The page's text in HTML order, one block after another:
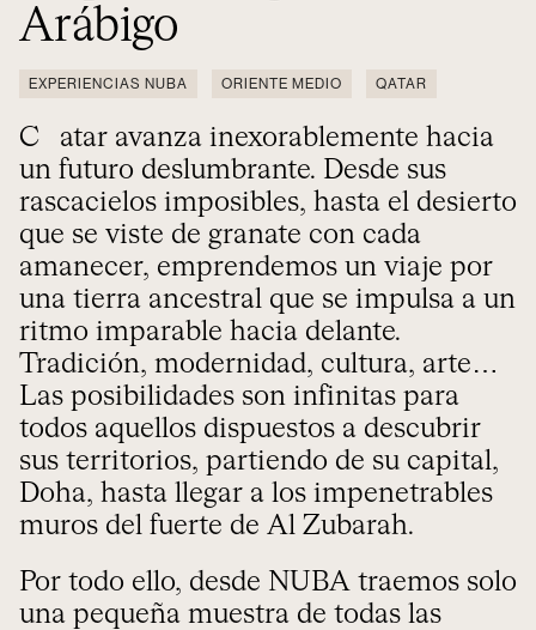
Arábigo
EXPERIENCIAS NUBA ORIENTE MEDIO QATAR
Catar avanza inexorablemente hacia
un futuro deslumbrante. Desde sus
rascacielos imposibles, hasta el desierto
que se viste de granate con cada
amanecer, emprendemos un viaje por
una tierra ancestral que se impulsa a un
ritmo imparable hacia delante.
Tradición, modernidad, cultura, arte…
Las posibilidades son infinitas para
todos aquellos dispuestos a descubrir
sus territorios, partiendo de su capital,
Doha, hasta llegar a los impenetrables
muros del fuerte de Al Zubarah.
Por todo ello, desde NUBA traemos solo
una pequeña muestra de todas las